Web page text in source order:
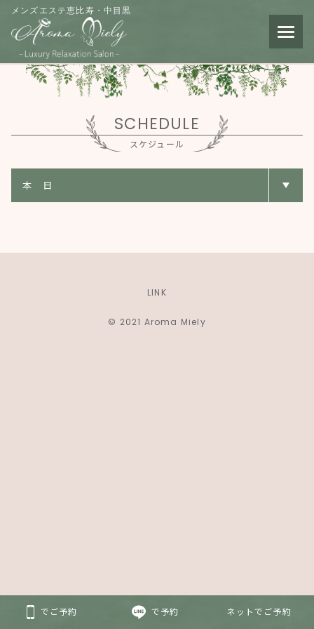
メンズエステ恵比寿・中目黒
SCHEDULE
スケジュール
LINK
© 2021 Aroma Miely
でご予約 で予約 ネットでご予約